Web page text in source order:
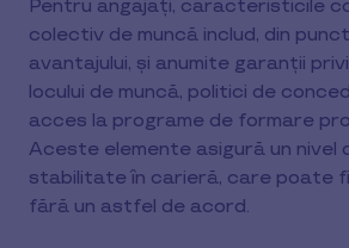
Pentru angajați, caracteristicile
colectiv de muncă includ, din
avantajului, și anumite garanții
locului de muncă, politici de
acces la programe de formare
Aceste elemente asigură un nivel
stabilitate în carieră, care poate
fără un astfel de acord.